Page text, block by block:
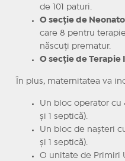
de 101 paturi.
O secție de
care 8 pentru
născuți prematur.
O secție de Terapie
În plus, maternitatea va
Un bloc operator cu
și 1 septică).
Un bloc de nașteri
și 1 septică).
O unitate de Primiri